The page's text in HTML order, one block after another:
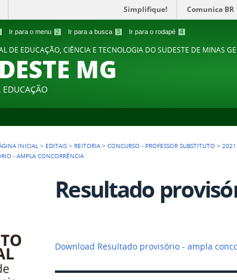
Ir para o menu 2 Ir para a busca 3 Ir para o rodapé 4
Simplifique! Comunica BR
DE EDUCAÇÃO, CIÊNCIA E TECNOLOGIA DO SUDESTE DE MINAS
MG
INICIAL > EDITAIS > REITORIA >CONCURSO - PROFESSOR SUBSTITUTO >2021
- AMPLA CONCORRÊNCIA
Resultado
Download Resultado provisório - ampla